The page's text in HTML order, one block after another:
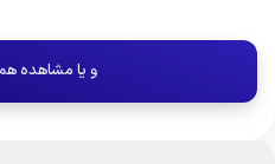
و یا مشاهده